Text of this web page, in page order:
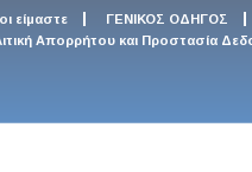
είμαστε ΓΕΝΙΚΟΣ ΟΔΗΓΟΣ
Απορρήτου και Προστασία